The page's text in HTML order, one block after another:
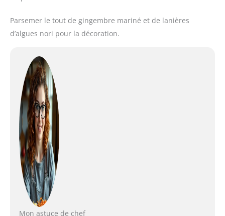
Parsemer le tout de gingembre mariné et de lanières
d’algues nori pour la décoration.
Mon astuce de chef